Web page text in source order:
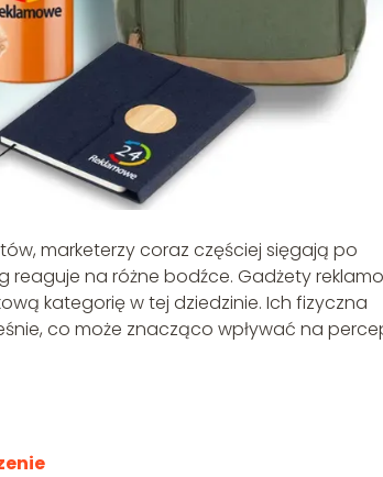
marketerzy coraz częściej sięgają po
reaguje na różne bodźce. Gadżety
kategorię w tej dziedzinie. Ich fizyczna
co może znacząco wpływać na